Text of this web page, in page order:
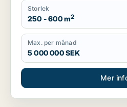
Storlek
250 - 600 m2
Max. per månad
5 000 000 SEK
Mer